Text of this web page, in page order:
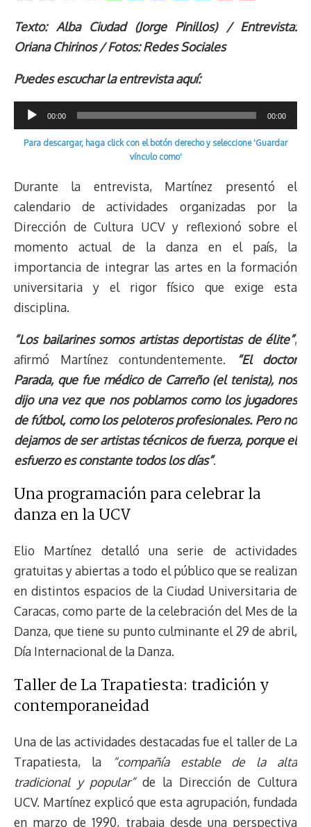
r
e
d
p
y
i
k
i
n
a
t
A
p
c
e
o
k
s
t
d
n
u
e
k
l
e
m
a
n
s
Texto: Alba Ciudad (Jorge Pinillos) / Entrevista:
Oriana Chirinos / Fotos: Redes Sociales
Puedes escuchar la entrevista aquí:
Reproductor
de
audio
00:00 00:00
Para descargar, haga click con el botón derecho y seleccione 'Guardar
vínculo como'
Durante la entrevista, Martínez presentó el
calendario de actividades organizadas por la
Dirección de Cultura UCV y reflexionó sobre el
momento actual de la danza en el país, la
importancia de integrar las artes en la formación
universitaria y el rigor físico que exige esta
disciplina.
“Los bailarines somos artistas deportistas de élite”,
afirmó Martínez contundentemente.
“El doctor
Parada, que fue médico de Carreño (el tenista), nos
dijo una vez que nos poblamos como los jugadores
de fútbol, como los peloteros profesionales. Pero no
dejamos de ser artistas técnicos de fuerza, porque el
esfuerzo es constante todos los días”.
Una programación para celebrar la
danza en la UCV
Elio Martínez detalló una serie de actividades
gratuitas y abiertas a todo el público que se realizan
en distintos espacios de la Ciudad Universitaria de
Caracas, como parte de la celebración del Mes de la
Danza, que tiene su punto culminante el 29 de abril,
Día Internacional de la Danza.
Taller de La Trapatiesta: tradición y
contemporaneidad
Una de las actividades destacadas fue el taller de La
Trapatiesta, la
“compañía estable de la alta
tradicional y popular”de la Dirección de Cultura
UCV. Martínez explicó que esta agrupación, fundada
en marzo de 1990, trabaja desde una perspectiva